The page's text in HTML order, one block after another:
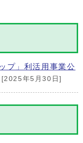
プ」利活用事業公
[2025年5月30日]